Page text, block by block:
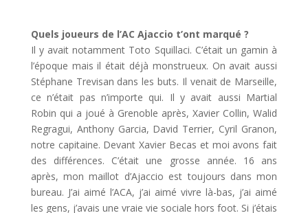
Quels joueurs de l’AC Ajaccio t’ont marqué ?
Il y avait notamment Toto Squillaci. C’était un gamin à
l’époque mais il était déjà monstrueux. On avait aussi
Stéphane Trevisan dans les buts. Il venait de Marseille,
ce n’était pas n’importe qui. Il y avait aussi Martial
Robin qui a joué à Grenoble après, Xavier Collin, Walid
Regragui, Anthony Garcia, David Terrier, Cyril Granon,
notre capitaine. Devant Xavier Becas et moi avons fait
des différences. C’était une grosse année. 16 ans
après, mon maillot d’Ajaccio est toujours dans mon
bureau. J’ai aimé l’ACA, j’ai aimé vivre là-bas, j’ai aimé
les gens, j’avais une vraie vie sociale hors foot. Si j’étais